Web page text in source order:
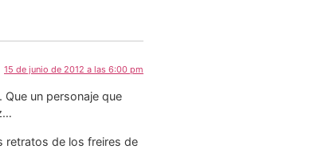
15 de junio de 2012 a las 6:00 pm
un personaje que
retratos de los freires de